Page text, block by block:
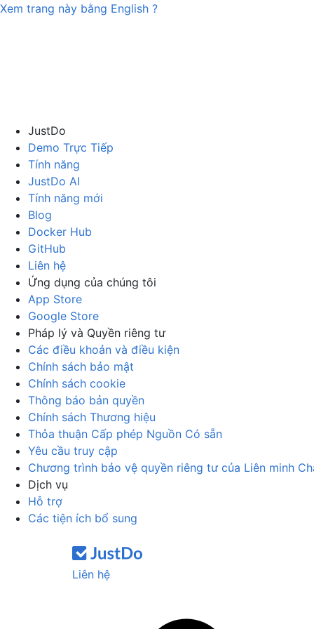
Xem trang này bằng English ?
JustDo
Demo Trực Tiếp
Tính năng
JustDo AI
Tính năng mới
Blog
Docker Hub
GitHub
Liên hệ
Ứng dụng của chúng tôi
App Store
Google Store
Pháp lý và Quyền riêng tư
Các điều khoản và điều kiện
Chính sách bảo mật
Chính sách cookie
Thông báo bản quyền
Chính sách Thương hiệu
Thỏa thuận Cấp phép Nguồn Có sẵn
Yêu cầu truy cập
Chương trình bảo vệ quyền riêng tư của Liên minh
Dịch vụ
Hỗ trợ
Các tiện ích bổ sung
Liên hệ